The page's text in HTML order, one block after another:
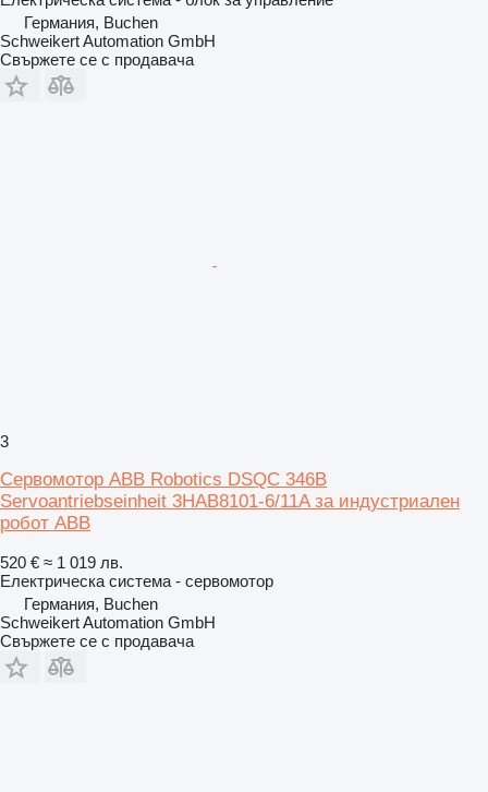
Германия, Buchen
Schweikert Automation GmbH
Свържете се с продавача
3
Сервомотор ABB Robotics DSQC 346B
Servoantriebseinheit 3HAB8101-6/11A за индустриален
робот ABB
520 € ≈ 1 019 лв.
Електрическа система - сервомотор
Германия, Buchen
Schweikert Automation GmbH
Свържете се с продавача